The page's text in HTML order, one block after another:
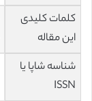
کلمات کلیدی
این مقاله
شناسه شاپا یا
ISSN